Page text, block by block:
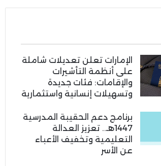
الإمارات تعلن تعديلات شاملة
على أنظمة التأشيرات
والإقامات: فئات جديدة
وتسهيلات إنسانية واستثمارية
برنامج دعم الحقيبة المدرسية
1447هـ.. تعزيز العدالة
التعليمية وتخفيف الأعباء
عن الأسر